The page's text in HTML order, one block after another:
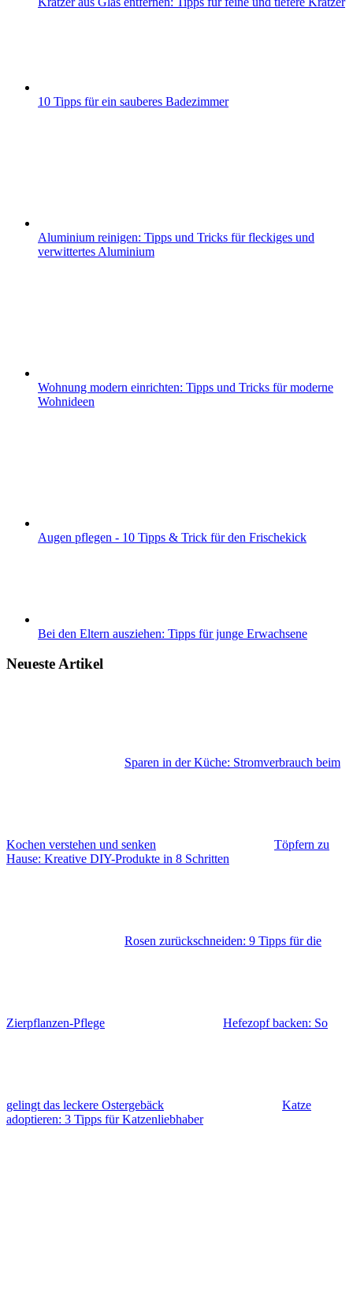
10 Tipps für ein sauberes Badezimmer
Aluminium reinigen: Tipps und Tricks für fleckiges und
verwittertes Aluminium
Wohnung modern einrichten: Tipps und Tricks für moderne
Wohnideen
Augen pflegen - 10 Tipps & Trick für den Frischekick
Bei den Eltern ausziehen: Tipps für junge Erwachsene
Neueste Artikel
Sparen in der Küche: Stromverbrauch beim
Kochen verstehen und senken
Töpfern zu
Hause: Kreative DIY-Produkte in 8 Schritten
Rosen zurückschneiden: 9 Tipps für die
Zierpflanzen-Pflege Hefezopf backen: So
gelingt das leckere Ostergebäck
Katze
adoptieren: 3 Tipps für Katzenliebhaber